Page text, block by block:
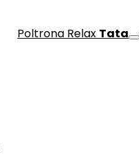
Poltrona Relax Tata